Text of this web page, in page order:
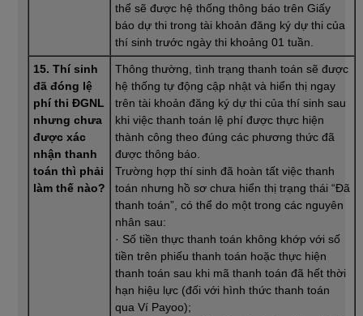
thể sẽ được hệ thống thông báo trên Giấy
báo dự thi trong tài khoản đăng ký dự thi của
thí sinh trước ngày thi khoảng 01 tuần.
15. Thí sinh
đã đóng lệ
phí thi ĐGNL
nhưng chưa
được xác
nhận thanh
toán thì phải
làm thế nào?
Thông thường, tình trạng thanh toán sẽ được
hệ thống tự động cập nhật và hiển thị ngay
trên tài khoản đăng ký dự thi của thí sinh sau
khi việc thanh toán lệ phí được thực hiện
thành công theo đúng các phương thức đã
được thông báo.
Trường hợp thí sinh đã hoàn tất việc thanh
toán nhưng hồ sơ chưa hiển thị trạng thái “Đã
thanh toán”, có thể do một trong các nguyên
nhân sau:
· Số tiền thực thanh toán không khớp với số
tiền trên phiếu thanh toán hoặc thực hiện
thanh toán sau khi mã thanh toán đã hết thời
hạn hiệu lực (đối với hình thức thanh toán
qua Ví Payoo);